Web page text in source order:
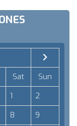
Sat
Sun
1
2
8
9